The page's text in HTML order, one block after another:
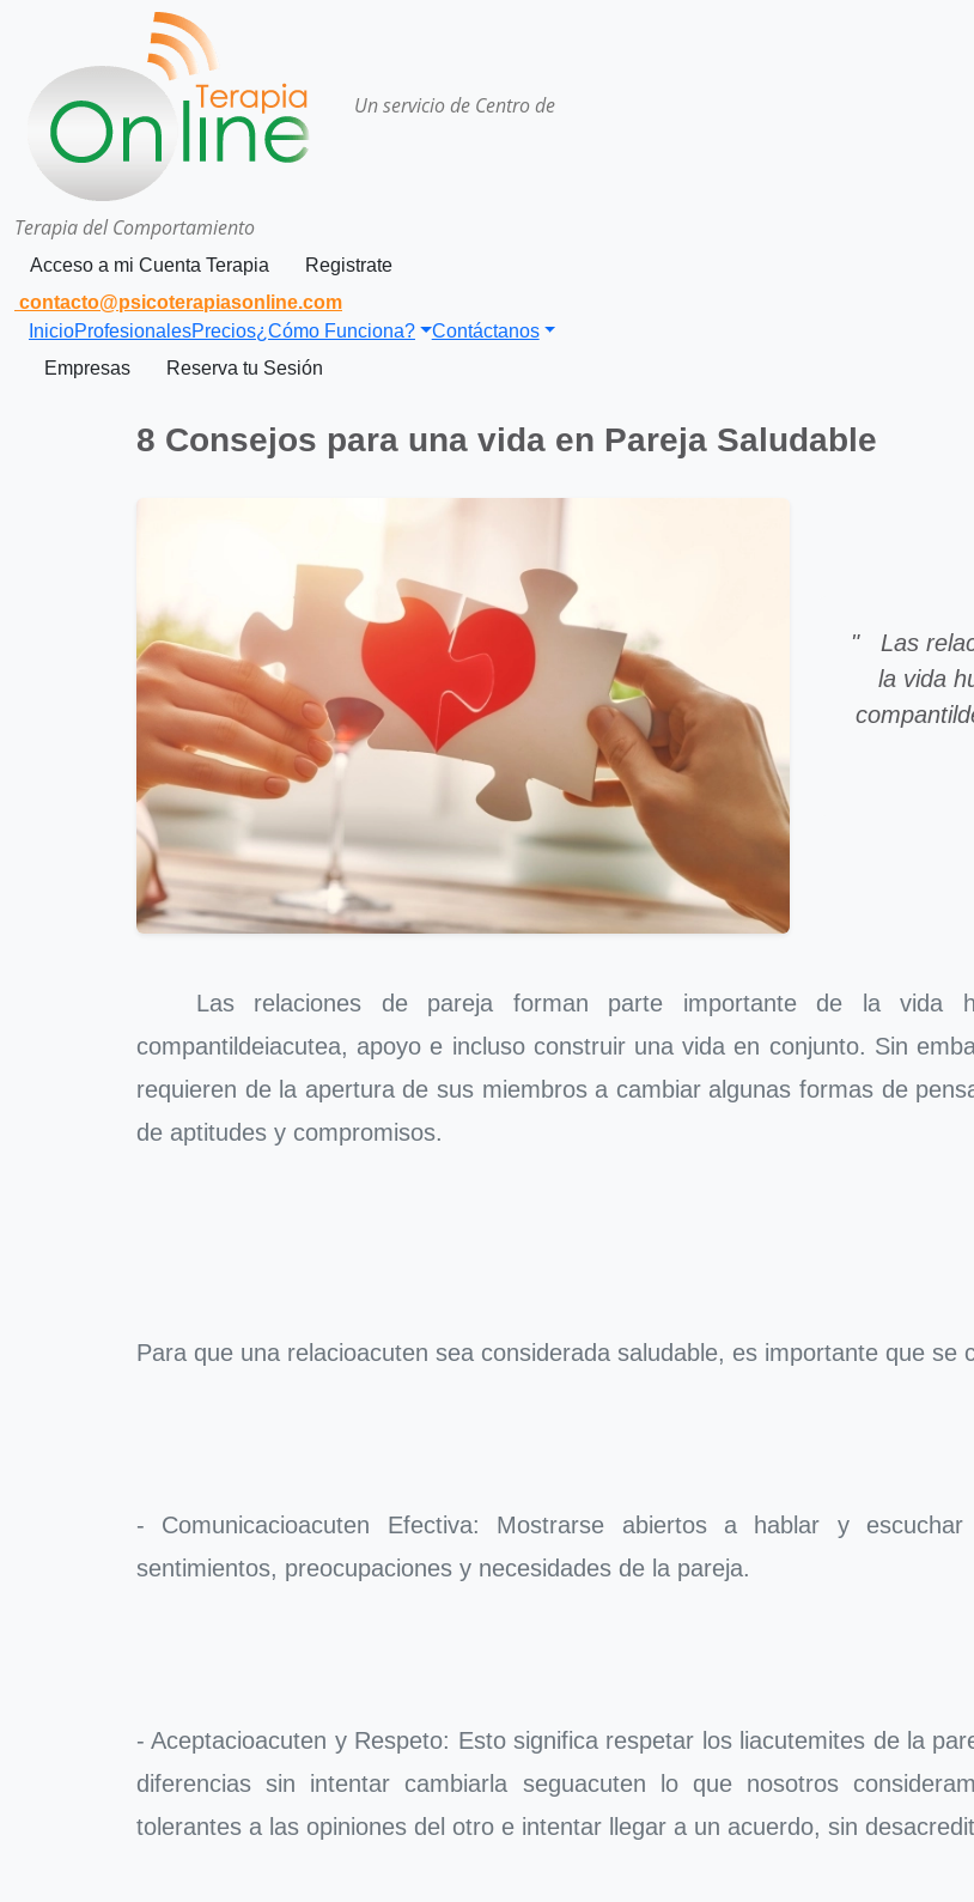
Un servicio de Centro de
Terapia del Comportamiento
Acceso a mi Cuenta Terapia
Registrate
contacto@psicoterapiasonline.com
InicioProfesionalesPrecios¿Cómo Funciona?
Contáctanos
Empresas
Reserva tu Sesión
8 Consejos para una vida en Pareja Saludable
" Las
la vida
Las relaciones de pareja forman parte importante de la vida
compantildeiacutea, apoyo e incluso construir una vida en conjunto. Sin
requieren de la apertura de sus miembros a cambiar algunas formas de
de aptitudes y compromisos.
Para que una relacioacuten sea considerada saludable, es importante que se
- Comunicacioacuten Efectiva: Mostrarse abiertos a hablar y
sentimientos, preocupaciones y necesidades de la pareja.
- Aceptacioacuten y Respeto: Esto significa respetar los liacutemites de la
diferencias sin intentar cambiarla seguacuten lo que nosotros
tolerantes a las opiniones del otro e intentar llegar a un acuerdo, sin